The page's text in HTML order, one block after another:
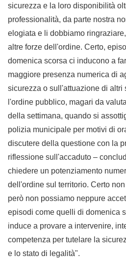
sicurezza e la loro disponibilità
professionalità, da parte nostra
elogiata e li dobbiamo
altre forze dell'ordine. Certo,
domenica scorsa ci inducono a
maggiore presenza numerica di
sicurezza o sull'attuazione di altri
l'ordine pubblico, magari da
della settimana, quando si
polizia municipale per motivi di
discutere della questione con la
riflessione sull'accaduto –
chiedere un potenziamento
dell'ordine sul territorio. Certo
però non possiamo neppure
episodi come quelli di domenica
induce a provare a intervenire,
competenza per tutelare la
e lo stato di legalità".